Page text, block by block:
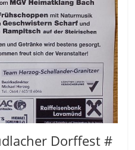
Dorffest #